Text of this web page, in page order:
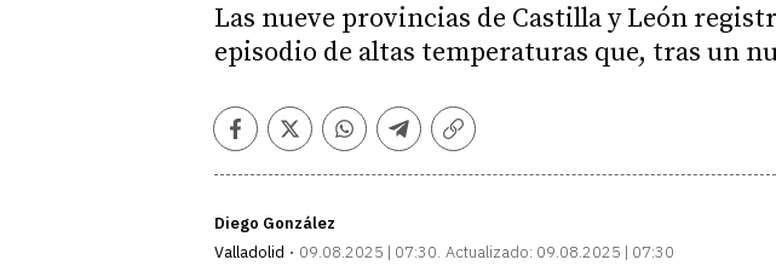
Las nueve provincias de Castilla y León
episodio de altas temperaturas que, tras un
Facebook
TwitterWhatsapp
Telegram
Copiar
Diego González
Valladolid
09.08.2025 | 07:30 Actualizado: 09.08.2025 | 07:30